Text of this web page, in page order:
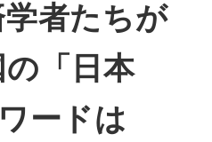
者たちが
「日本
ードは